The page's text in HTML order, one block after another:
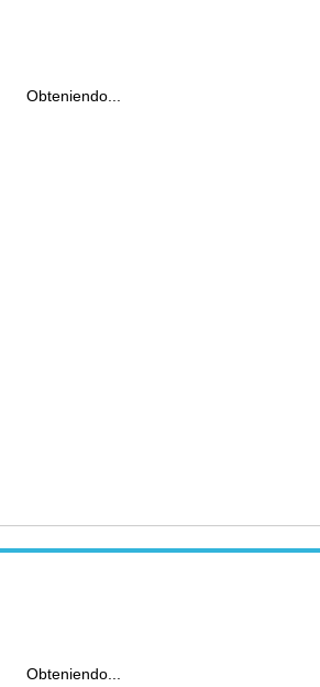
Obteniendo...
Obteniendo...